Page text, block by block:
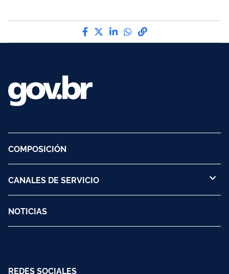
Compártelo por Facebook
Compártelo por Twitter
Compártelo por LinkedIn
Compártelo por
Enlace para Copy
COMPOSICIÓN
CANALES DE SERVICIO
NOTICIAS
REDES SOCIALES